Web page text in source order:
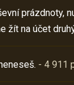
prázdnoty,
žít na účet
- 4 911